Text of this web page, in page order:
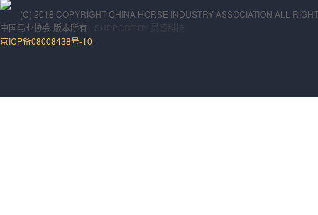
(C) 2018 COPYRIGHT CHINA HORSE INDUSTRY ASSOCIATION ALL
中国马业协会 版本所有
京ICP备08008438号-10